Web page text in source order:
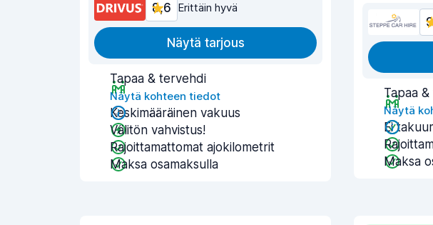
8,6 Erittäin hyvä
Näytä tarjous
Tapaa & tervehdi
Näytä kohteen tiedot
Keskimääräinen vakuus
Välitön vahvistus!
Rajoittamattomat ajokilometrit
Maksa osamaksulla
Tapaa
Näytä
Ei
Maksa